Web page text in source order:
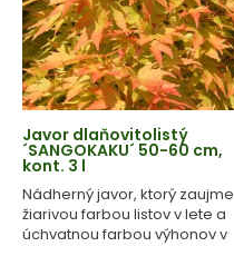
Javor dlaňovitolistý
´SANGOKAKU´ 50-60 cm,
kont. 3 l
Nádherný javor, ktorý zaujme
žiarivou farbou listov v lete a
úchvatnou farbou výhonov v